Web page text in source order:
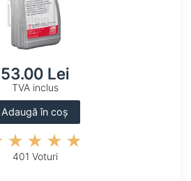
53.00 Lei
TVA inclus
Adaugă în coș
401 Voturi